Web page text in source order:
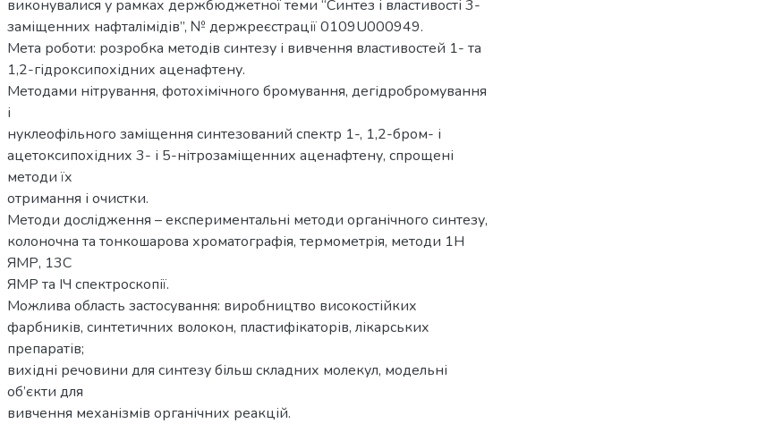
виконувалися у рамках держбюджетної теми “Синтез і властивості 3-
заміщенних нафталімідів”, № держреєстрації 0109U000949.
Мета роботи: розробка методів синтезу і вивчення властивостей 1- та
1,2-гідроксипохідних аценафтену.
Методами нітрування, фотохімічного бромування, дегідробромування
і
нуклеофільного заміщення синтезований спектр 1-, 1,2-бром- і
ацетоксипохідних 3- і 5-нітрозаміщенних аценафтену, спрощені
методи їх
отримання і очистки.
Методи дослідження – експериментальні методи органічного синтезу,
колоночна та тонкошарова хроматографія, термометрія, методи 1Н
ЯМР, 13С
ЯМР та ІЧ спектроскопії.
Можлива область застосування: виробництво високостійких
фарбників, синтетичних волокон, пластифікаторів, лікарських
препаратів;
вихідні речовини для синтезу більш складних молекул, модельні
об’єкти для
вивчення механізмів органічних реакцій.